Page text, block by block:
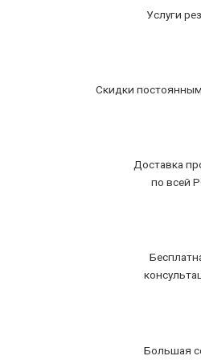
Услуги
Скидки
Доставка
по всей
Большая